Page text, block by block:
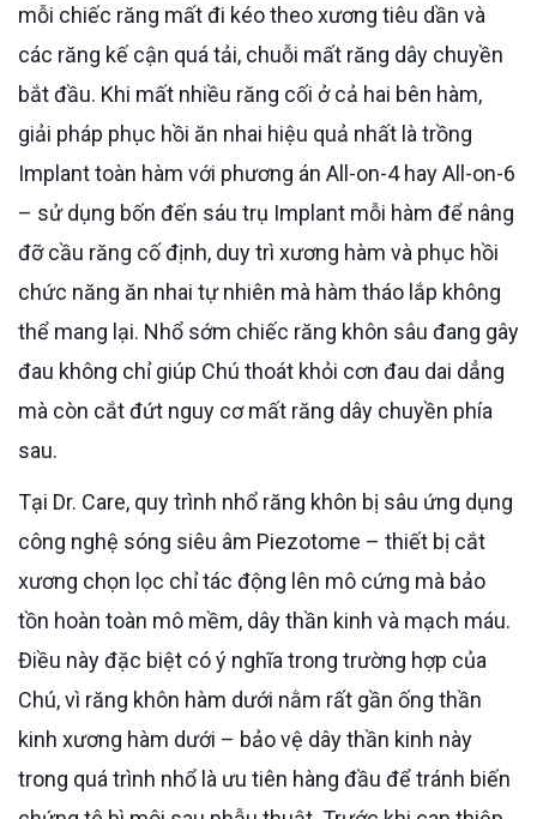
mỗi chiếc răng mất đi kéo theo xương tiêu dần và
các răng kế cận quá tải, chuỗi mất răng dây chuyền
bắt đầu. Khi mất nhiều răng cối ở cả hai bên hàm,
giải pháp phục hồi ăn nhai hiệu quả nhất là trồng
Implant toàn hàm với phương án All-on-4 hay All-on-6
– sử dụng bốn đến sáu trụ Implant mỗi hàm để nâng
đỡ cầu răng cố định, duy trì xương hàm và phục hồi
chức năng ăn nhai tự nhiên mà hàm tháo lắp không
thể mang lại. Nhổ sớm chiếc răng khôn sâu đang gây
đau không chỉ giúp Chú thoát khỏi cơn đau dai dẳng
mà còn cắt đứt nguy cơ mất răng dây chuyền phía
sau.
Tại Dr. Care, quy trình nhổ răng khôn bị sâu ứng dụng
công nghệ sóng siêu âm Piezotome – thiết bị cắt
xương chọn lọc chỉ tác động lên mô cứng mà bảo
tồn hoàn toàn mô mềm, dây thần kinh và mạch máu.
Điều này đặc biệt có ý nghĩa trong trường hợp của
Chú, vì răng khôn hàm dưới nằm rất gần ống thần
kinh xương hàm dưới – bảo vệ dây thần kinh này
trong quá trình nhổ là ưu tiên hàng đầu để tránh biến